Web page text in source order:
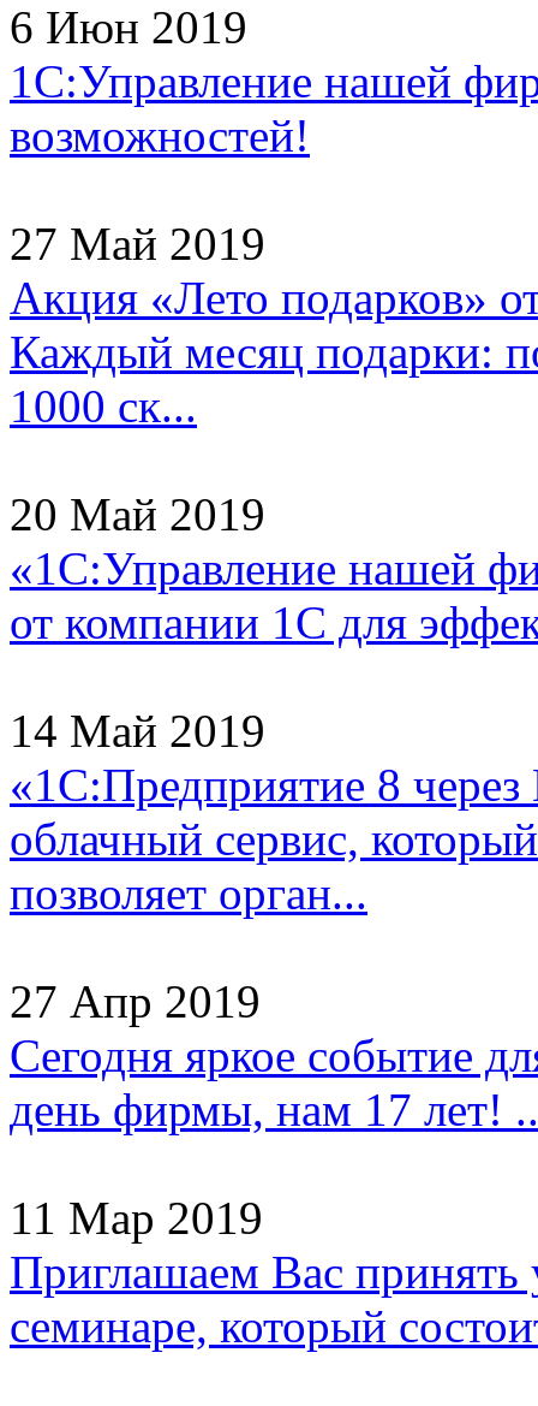
6 Июн 2019
1С:Управление нашей
возможностей!
27 Май 2019
Акция «Лето подарков»
Каждый месяц подарки:
1000 ск...
20 Май 2019
«1С:Управление нашей
от компании 1С для
14 Май 2019
«1С:Предприятие 8
облачный сервис, который
позволяет орган...
27 Апр 2019
Сегодня яркое событие
день фирмы, нам 17 лет!
11 Мар 2019
Приглашаем Вас принять
семинаре, который